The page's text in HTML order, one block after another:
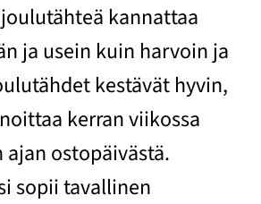
kannattaa
ja usein kuin harvoin ja
kestävät hyvin,
kerran viikossa
ostopäivästä.
sopii tavallinen